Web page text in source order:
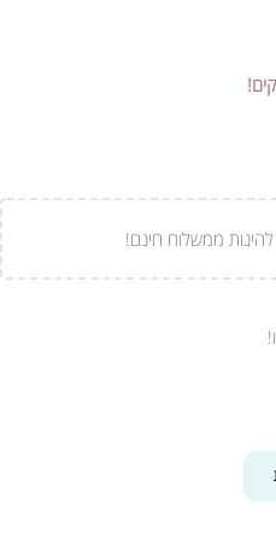
להינות ממשלוח חינם!